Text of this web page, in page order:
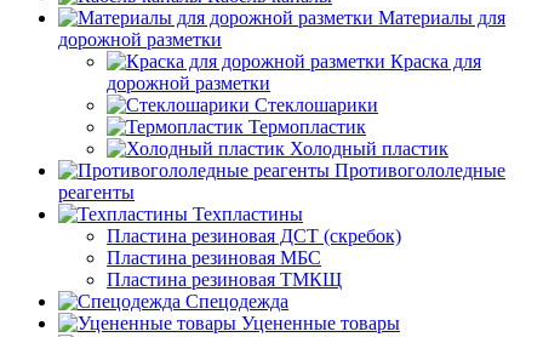
Материалы для
дорожной разметки
Краска для
дорожной разметки
Стеклошарики
Термопластик
Холодный пластик
Противогололедные
реагенты
Техпластины
Пластина резиновая ДСТ (скребок)
Пластина резиновая МБС
Пластина резиновая ТМКЩ
Спецодежда
Уцененные товары